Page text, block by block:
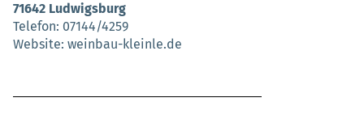
71642 Ludwigsburg
Telefon 07144/4259
Website weinbau-kleinle.de